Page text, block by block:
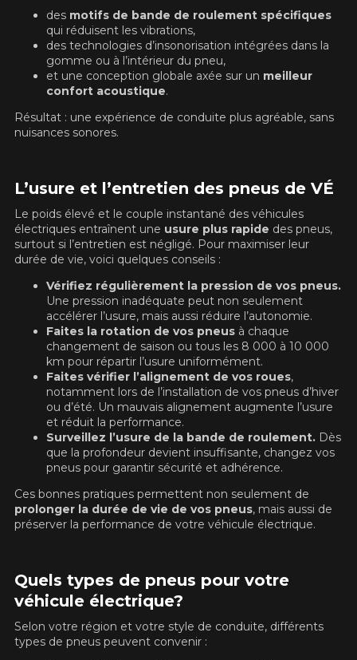
CODE PROMORABAIS10
PRODUITS SÉLECTIONNÉS.
PLUS D'INFO
des motifs de bande de roulement spécifiques
qui réduisent les vibrations,
des technologies d’insonorisation intégrées dans la
gomme ou à l’intérieur du pneu,
et une conception globale axée sur un meilleur
confort acoustique.
Résultat : une expérience de conduite plus agréable, sans
nuisances sonores.
L’usure et l’entretien des pneus de VÉ
Le poids élevé et le couple instantané des véhicules
électriques entraînent une usure plus rapide des pneus,
surtout si l’entretien est négligé. Pour maximiser leur
durée de vie, voici quelques conseils :
Vérifiez régulièrement la pression de vos pneus.
Une pression inadéquate peut non seulement
accélérer l’usure, mais aussi réduire l’autonomie.
Faites la rotation de vos pneusà chaque
changement de saison ou tous les 8 000 à 10 000
km pour répartir l’usure uniformément.
Faites vérifier l’alignement de vos roues,
notamment lors de l’installation de vos pneus d’hiver
ou d’été. Un mauvais alignement augmente l’usure
et réduit la performance.
Surveillez l’usure de la bande de roulement.Dès
que la profondeur devient insuffisante, changez vos
pneus pour garantir sécurité et adhérence.
Ces bonnes pratiques permettent non seulement de
prolonger la durée de vie de vos pneus, mais aussi de
préserver la performance de votre véhicule électrique.
Quels types de pneus pour votre
véhicule électrique?
Selon votre région et votre style de conduite, différents
types de pneus peuvent convenir :
Malheureusement, aucun résultat ne
convenant parfaitement à votre
recherche n'est disponible en ligne
présentement. Nous aimerions vous
aider à trouver le produit qu'il vous faut.
rechercher des options pour votre
1-866-220-8025
d'équipement pour votre véhicule, vous devez vérifier
l'exactitude de l'information sur votre véhicule directement
avant de commander.